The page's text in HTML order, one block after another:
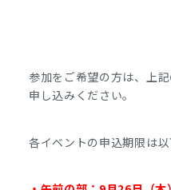
参加をご希望の方は、上
申し込みください。
各イベントの申込期限は以